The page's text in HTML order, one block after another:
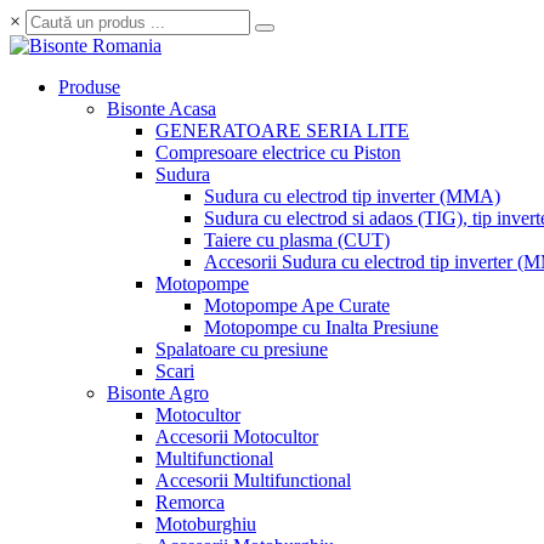
×
Produse
Bisonte Acasa
GENERATOARE SERIA LITE
Compresoare electrice cu Piston
Sudura
Sudura cu electrod tip inverter (MMA)
Sudura cu electrod si adaos (TIG), tip
Taiere cu plasma (CUT)
Accesorii Sudura cu electrod tip inverter
Motopompe
Motopompe Ape Curate
Motopompe cu Inalta Presiune
Spalatoare cu presiune
Scari
Bisonte Agro
Motocultor
Accesorii Motocultor
Multifunctional
Accesorii Multifunctional
Remorca
Motoburghiu